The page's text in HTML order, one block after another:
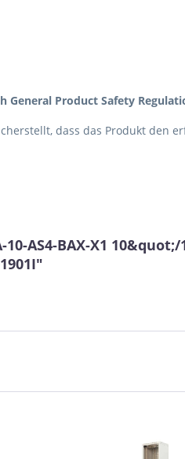
Product Safety
dass das Produkt den
AS4-BAX-X1